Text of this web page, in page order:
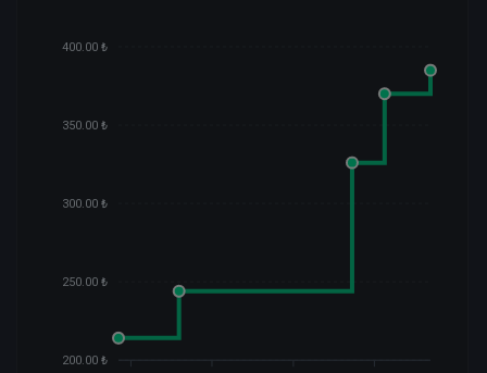
400.00 ₺
350.00 ₺
300.00 ₺
250.00 ₺
200.00 ₺